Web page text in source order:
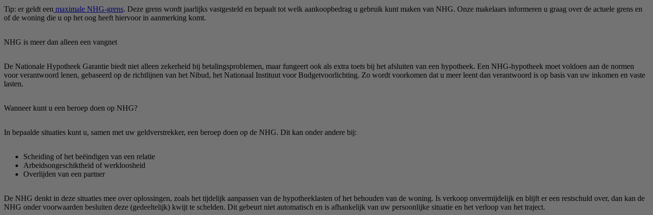
Tip: er geldt een maximale NHG-grens. Deze grens wordt jaarlijks vastgesteld en bepaalt tot welk aankoopbedrag u gebruik kunt maken van NHG. Onze makelaars informeren u graag over de actuele grens en
of de woning die u op het oog heeft hiervoor in aanmerking komt.
NHG is meer dan alleen een vangnet
De Nationale Hypotheek Garantie biedt niet alleen zekerheid bij betalingsproblemen, maar fungeert ook als extra toets bij het afsluiten van een hypotheek. Een NHG-hypotheek moet voldoen aan de normen
voor verantwoord lenen, gebaseerd op de richtlijnen van het Nibud, het Nationaal Instituut voor Budgetvoorlichting. Zo wordt voorkomen dat u meer leent dan verantwoord is op basis van uw inkomen en vaste
lasten.
Wanneer kunt u een beroep doen op NHG?
In bepaalde situaties kunt u, samen met uw geldverstrekker, een beroep doen op de NHG. Dit kan onder andere bij:
Scheiding of het beëindigen van een relatie
Arbeidsongeschiktheid of werkloosheid
Overlijden van een partner
De NHG denkt in deze situaties mee over oplossingen, zoals het tijdelijk aanpassen van de hypotheeklasten of het behouden van de woning. Is verkoop onvermijdelijk en blijft er een restschuld over, dan kan de
NHG onder voorwaarden besluiten deze (gedeeltelijk) kwijt te schelden. Dit gebeurt niet automatisch en is afhankelijk van uw persoonlijke situatie en het verloop van het traject.